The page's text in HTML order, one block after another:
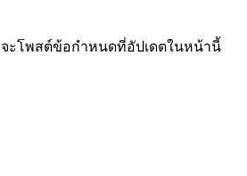
จะโพสต์ข้อกำหนดที่อัปเดตในหน้านี้